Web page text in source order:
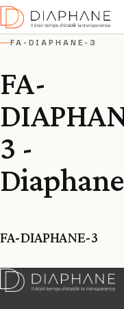
—FA-DIAPHANE-3
FA-
3 -
Diaphane
FA-DIAPHANE-3